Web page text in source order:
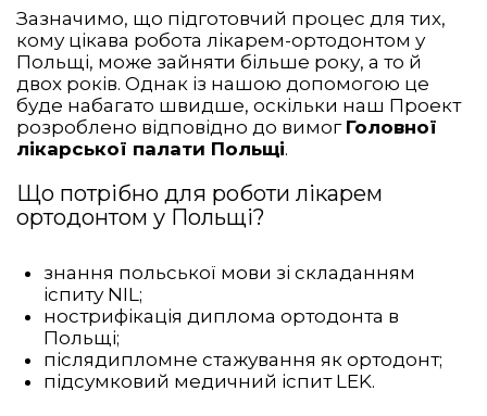
Зазначимо, що підготовчий процес для тих,
кому цікава робота лікарем-ортодонтом у
Польщі, може зайняти більше року, а то й
двох років. Однак із нашою допомогою це
буде набагато швидше, оскільки наш Проект
розроблено відповідно до вимог Головної
лікарської палати Польщі.
Що потрібно для роботи лікарем
ортодонтом у Польщі?
знання польської мови зі складанням
іспиту NIL;
нострифікація диплома ортодонта в
Польщі;
післядипломне стажування як ортодонт;
підсумковий медичний іспит LEK.